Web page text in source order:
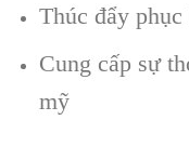
Thúc đẩy
Cung cấp sự
mỹ